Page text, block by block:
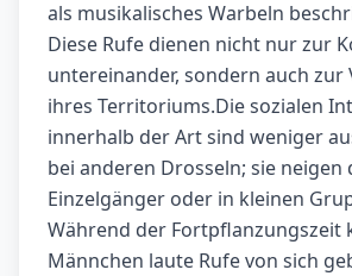
als musikalisches Warbeln
Diese Rufe dienen nicht nur zur
untereinander, sondern auch zur
ihres Territoriums.Die sozialen
innerhalb der Art sind weniger
bei anderen Drosseln; sie neigen
Einzelgänger oder in kleinen
Während der Fortpflanzungszeit
Männchen laute Rufe von sich